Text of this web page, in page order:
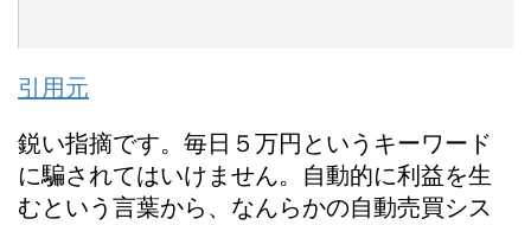
引用元
鋭い指摘です。毎日５万円というキーワード
に騙されてはいけません。自動的に利益を生
むという言葉から、なんらかの自動売買シス